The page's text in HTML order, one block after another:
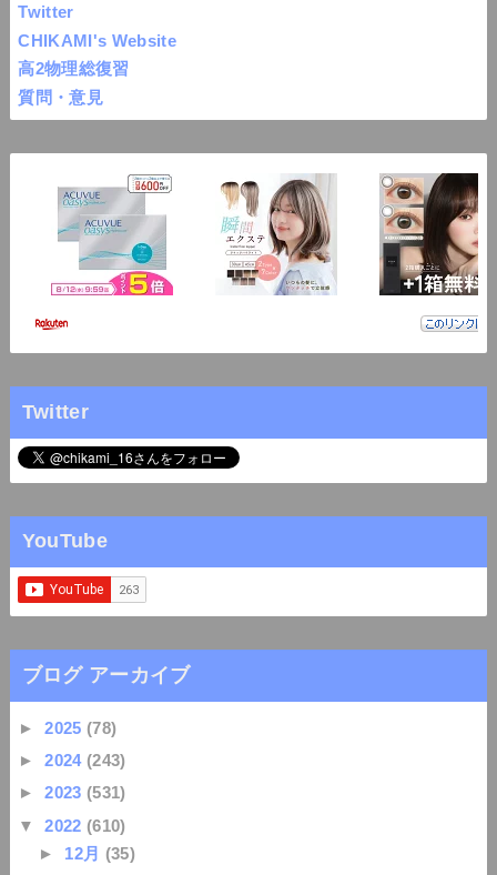
Twitter
CHIKAMI's Website
高2物理総復習
質問・意見
Twitter
YouTube
ブログ アーカイブ
►2025 (78)
►2024 (243)
►2023 (531)
▼2022 (610)
► 12月 (35)